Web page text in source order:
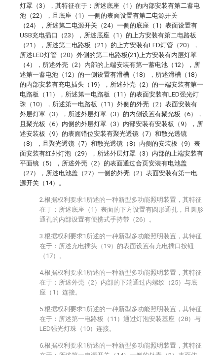
灯罩（3），其特征在于：所述底座（1）的内部安装有第二蓄电
池（22），且底座（1）一侧的表面设置有第二电源开关
（24），所述第二电源开关（24）一侧的底座（1）表面设置有
USB充电插口（23），所述底座（1）的上方安装有第二电路板
（21），所述第二电路板（21）的上方安装有LED灯管（20），
所述LED灯管（20）外侧的第二电路板(21)上方安装有内层灯罩
（4），所述外壳（2）内部的上端安装有第一蓄电池（12），所
述第一蓄电池（12）的一侧设置有滑槽（18），所述滑槽（18）
的内部安装有充电插头（19），所述外壳（2）的一端安装有第一
电路板（11），所述第一电路板（11）的表面安装有LED强光灯
珠（10），所述第一电路板（11）外侧的外壳（2）表面安装有
外层灯罩（3），所述外层灯罩（3）的内侧设置有聚光板（6），
且聚光板（6）内侧的外层灯罩（3）内部安装有安装板（9），所
述安装板（9）的表面错位安装有聚光透镜（7）和散光透镜
（8），且聚光透镜（7）和散光透镜（8）内侧的安装板（9）表
面安装有红外灯泡（29），所述外层灯罩（3）内部的上端安装有
平面镜（5），所述外壳（2）的表面通过合页安装有电池盖
（27），所述电池盖（27）一侧的外壳（2）表面安装有第一电
源开关（14）。
2.根据权利要求1所述的一种新型多功能照明装置，其特征
在于：所述底座（1）表面的下方设置有圆形通孔，且圆形
通孔的内部设置有便携式手持带（26）。
3.根据权利要求1所述的一种新型多功能照明装置，其特征
在于：所述充电插头（19）的表面设置有充电插口按钮
（17）。
4.根据权利要求1所述的一种新型多功能照明装置，其特征
在于：所述外壳（2）内部的下端通过内螺纹（25）与底
座（1）连接。
5.根据权利要求1所述的一种新型多功能照明装置，其特征
在于：所述第一电路板（11）通过灯泡安装基座（28）与
LED强光灯珠（10）连接。
6.根据权利要求1所述的一种新型多功能照明装置，其特征